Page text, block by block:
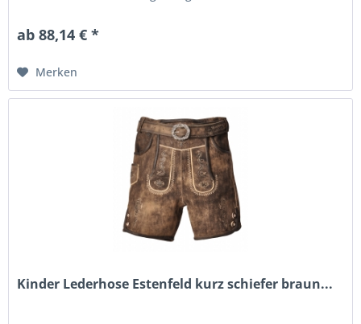
ab 88,14 € *
Merken
Kinder Lederhose Estenfeld kurz schiefer braun...